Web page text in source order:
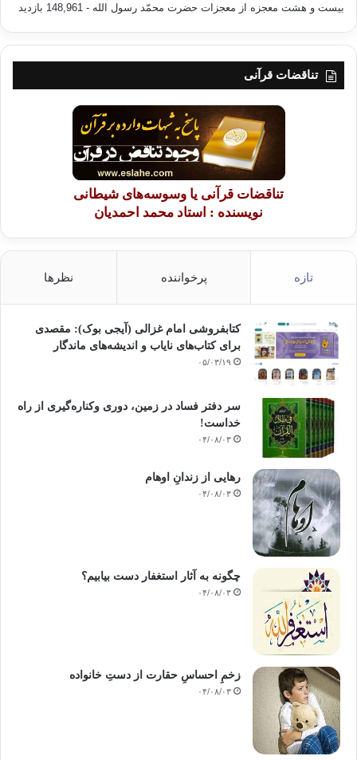
بیست و هشت معجزه از معجزات حضرت محمّد رسول الله - 148,961 بازدید
تناقضات قرآنی
تناقضات قرآنی یا وسوسه‌های شیطانی
نویسنده : استاد محمد احمدیان
تازه پرخواننده نظرها
کتابفروشی امام غزالی (آیجی بوک): مقصدی
برای کتاب‌های نایاب و اندیشه‌های ماندگار
۰۵/۰۳/۱۹
سر دفتر فساد در زمین‌، دوری وکناره‌گیری از راه
خداست‌!
۰۴/۰۸/۰۳
رهایی از زندانِ اوهام
۰۴/۰۸/۰۳
چگونه به آثار استغفار دست بیابیم؟
۰۴/۰۸/۰۳
زخمِ احساسِ حقارت از دستِ خانواده
۰۴/۰۸/۰۳